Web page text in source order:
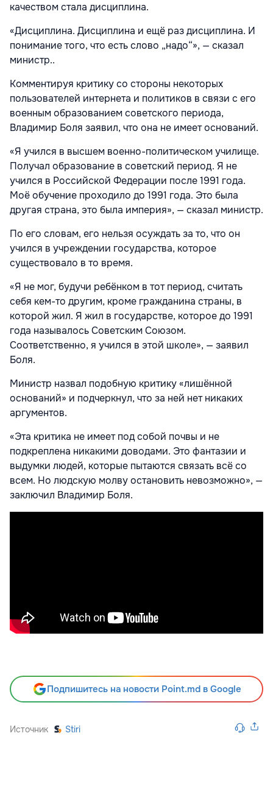
качеством стала дисциплина.
«Дисциплина. Дисциплина и ещё раз дисциплина. И
понимание того, что есть слово „надо“», — сказал
министр..
Комментируя критику со стороны некоторых
пользователей интернета и политиков в связи с его
военным образованием советского периода,
Владимир Боля заявил, что она не имеет оснований.
«Я учился в высшем военно-политическом училище.
Получал образование в советский период. Я не
учился в Российской Федерации после 1991 года.
Моё обучение проходило до 1991 года. Это была
другая страна, это была империя», — сказал министр.
По его словам, его нельзя осуждать за то, что он
учился в учреждении государства, которое
существовало в то время.
«Я не мог, будучи ребёнком в тот период, считать
себя кем-то другим, кроме гражданина страны, в
которой жил. Я жил в государстве, которое до 1991
года называлось Советским Союзом.
Соответственно, я учился в этой школе», — заявил
Боля.
Министр назвал подобную критику «лишённой
оснований» и подчеркнул, что за ней нет никаких
аргументов.
«Эта критика не имеет под собой почвы и не
подкреплена никакими доводами. Это фантазии и
выдумки людей, которые пытаются связать всё со
всем. Но людскую молву остановить невозможно», —
заключил Владимир Боля.
Подпишитесь на новости Point.md в Google
Источник Stiri